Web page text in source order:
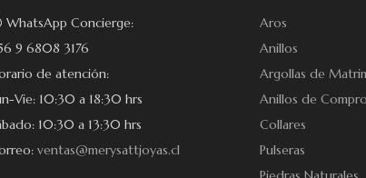
WhatsApp Concierge:
9 6808 3176
de atención:
Vie: 10:30 a 18:30 hrs
10:30 a 13:30 hrs
ventas@merysattjoyas.cl
Aros
Anillos
Argollas de
Anillos de
Collares
Pulseras